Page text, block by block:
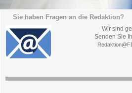
Sie haben Fragen an die Redaktion?
Wir sind
Senden Sie